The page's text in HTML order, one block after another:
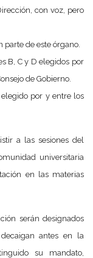
con voz, pero
parte de este órgano.
B, C y D elegidos por
de Gobierno.
por y entre los
a las sesiones del
universitaria
en las materias
serán designados
antes en la
su mandato,